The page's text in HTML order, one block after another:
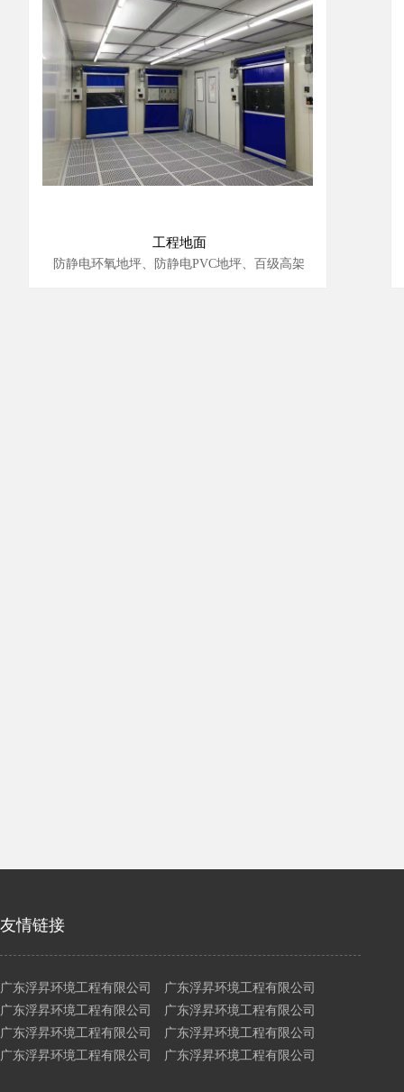
工程地面
防静电环氧地坪、防静电PVC地坪、百级高架
广东浮昇环境工程有限公司 广东浮昇环境工程有限公司
广东浮昇环境工程有限公司 广东浮昇环境工程有限公司
广东浮昇环境工程有限公司 广东浮昇环境工程有限公司
广东浮昇环境工程有限公司 广东浮昇环境工程有限公司
友情链接